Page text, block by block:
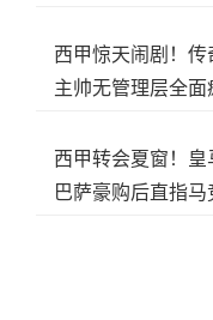
西甲惊天闹剧！
主帅无管理层全面
西甲转会夏窗！皇
巴萨豪购后直指